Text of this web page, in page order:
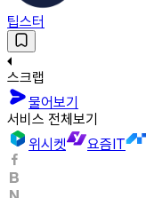
팁스터
스크랩
물어보기
서비스 전체보기
위시켓
요즘IT